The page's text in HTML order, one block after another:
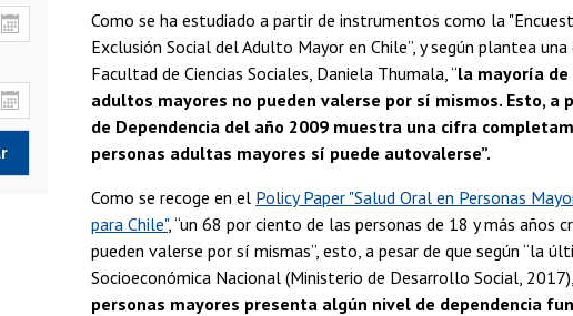
Como se ha estudiado a partir de instrumentos como la
Exclusión Social del Adulto Mayor en Chile”, y según plantea
Facultad de Ciencias Sociales, Daniela Thumala, “la mayoría de
adultos mayores no pueden valerse por sí mismos. Esto, a
de Dependencia del año 2009 muestra una cifra
personas adultas mayores sí puede autovalerse”.
Como se recoge en el Policy Paper "Salud Oral en Personas
para Chile", “un 68 por ciento de las personas de 18 y más años
pueden valerse por sí mismas”, esto, a pesar de que según “la
Socioeconómica Nacional (Ministerio de Desarrollo Social, 2017),
personas mayores presenta algún nivel de dependencia